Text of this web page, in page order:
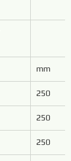
mm
250
250
250